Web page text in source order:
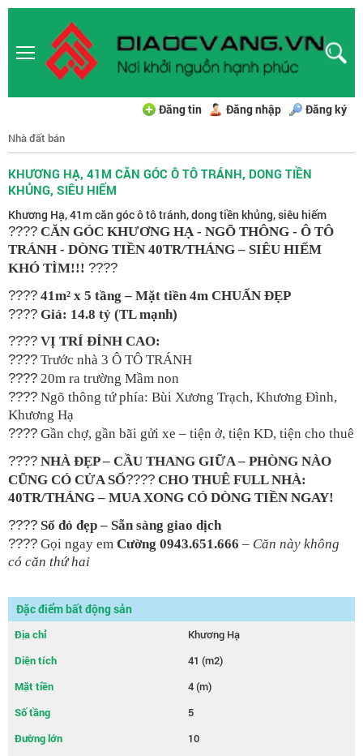
Đăng tin Đăng nhập Đăng ký
Nhà đất bán
KHƯƠNG HẠ, 41M CĂN GÓC Ô TÔ TRÁNH, DONG TIỀN
KHỦNG, SIÊU HIẾM
Khương Hạ, 41m căn góc ô tô tránh, dong tiền khủng, siêu hiếm
???? CĂN GÓC KHƯƠNG HẠ - NGÕ THÔNG - Ô TÔ
TRÁNH - DÒNG TIỀN 40TR/THÁNG – SIÊU HIẾM
KHÓ TÌM!!! ????
???? 41m² x 5 tầng – Mặt tiền 4m CHUẨN ĐẸP
???? Giá: 14.8 tỷ (TL mạnh)
???? VỊ TRÍ ĐỈNH CAO:
???? Trước nhà 3 Ô TÔ TRÁNH
???? 20m ra trường Mầm non
???? Ngõ thông tứ phía: Bùi Xương Trạch, Khương Đình,
Khương Hạ
???? Gần chợ, gần bãi gửi xe – tiện ở, tiện KD, tiện cho thuê
????️ NHÀ ĐẸP – CẦU THANG GIỮA – PHÒNG NÀO
CŨNG CÓ CỬA SỔ???? CHO THUÊ FULL NHÀ:
40TR/THÁNG – MUA XONG CÓ DÒNG TIỀN NGAY!
???? Sổ đỏ đẹp – Sẵn sàng giao dịch
???? Gọi ngay em Cường 0943.651.666 – Căn này không
có căn thứ hai
Đặc điểm bất động sản
Địa chỉ
Khương Hạ
Diện tích
41 (m2)
Mặt tiền
4 (m)
Số tầng
5
Đường lớn
10